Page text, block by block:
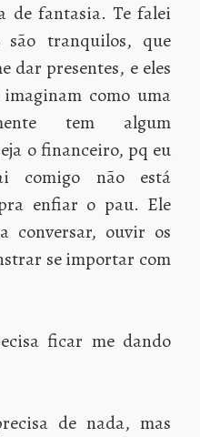
de fantasia. Te falei
são tranquilos, que
dar presentes, e eles
como uma
tem algum
o financeiro, pq eu
comigo não está
enfiar o pau. Ele
conversar, ouvir os
se importar com
ficar me dando
de nada, mas